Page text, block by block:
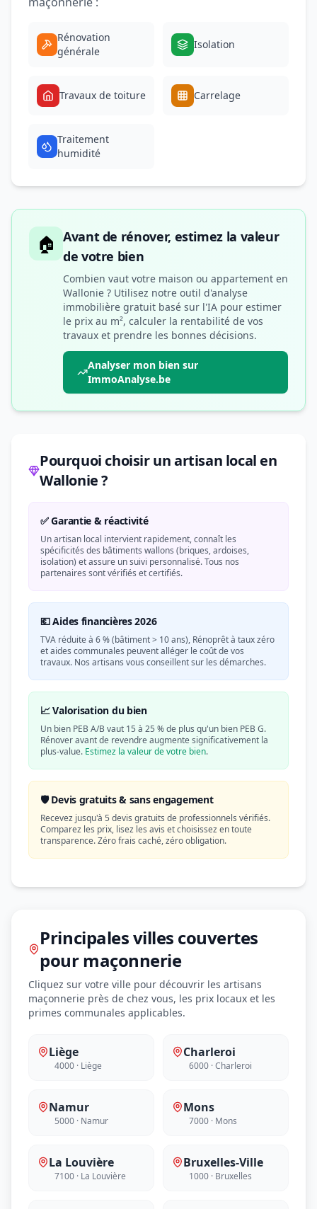
Rénovation
générale
Isolation
Travaux de toiture Carrelage
Traitement
humidité
🏠 Avant de rénover, estimez la valeur
de votre bien
Combien vaut votre maison ou appartement en
Wallonie ? Utilisez notre outil d'analyse
immobilière gratuit basé sur l'IA pour estimer
le prix au m², calculer la rentabilité de vos
travaux et prendre les bonnes décisions.
Analyser mon bien sur
ImmoAnalyse.be
Pourquoi choisir un artisan local en
Wallonie ?
✅ Garantie & réactivité
Un artisan local intervient rapidement, connaît les
spécificités des bâtiments wallons (briques, ardoises,
isolation) et assure un suivi personnalisé. Tous nos
partenaires sont vérifiés et certifiés.
💶 Aides financières 2026
TVA réduite à 6 % (bâtiment > 10 ans), Rénoprêt à taux zéro
et aides communales peuvent alléger le coût de vos
travaux. Nos artisans vous conseillent sur les démarches.
📈 Valorisation du bien
Un bien PEB A/B vaut 15 à 25 % de plus qu'un bien PEB G.
Rénover avant de revendre augmente significativement la
plus-value. Estimez la valeur de votre bien.
🛡️ Devis gratuits & sans engagement
Recevez jusqu'à 5 devis gratuits de professionnels vérifiés.
Comparez les prix, lisez les avis et choisissez en toute
transparence. Zéro frais caché, zéro obligation.
Principales villes couvertes
pour maçonnerie
Cliquez sur votre ville pour découvrir les artisans
maçonnerie près de chez vous, les prix locaux et les
primes communales applicables.
Liège
4000 · Liège
Charleroi
6000 · Charleroi
Namur
5000 · Namur
Mons
7000 · Mons
La Louvière
7100 · La Louvière
Bruxelles-Ville
1000 · Bruxelles